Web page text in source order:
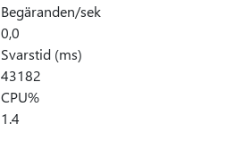
Begäranden/sek
0,0
Svarstid (ms)
43182
CPU%
1.4